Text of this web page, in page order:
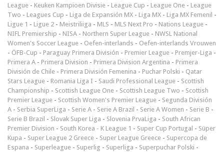
League - Keuken Kampioen Divisie - League Cup - League One - League
Two - Leagues Cup - Liga de Expansión MX - Liga MX - Liga MX Femenil -
Ligue 1 - Ligue 2 - Meistriliiga - MLS - MLS Next Pro - Nations League -
NIFL Premiership - NISA - Northern Super League - NWSL National
Women's Soccer League - Oefen-interlands - Oefen-interlands Vrouwen
- ÖFB-Cup - Paraguay Primera División - Premier League - Premjer-Liga -
Primera A - Primera Division - Primera Division Argentina - Primera
División de Chile - Primera División Femenina - Puchar Polski - Qatar
Stars League - Romania Liga I - Saudi Professional League - Scottish
Championship - Scottish League One - Scottish League Two - Scottish
Premier League - Scottish Women's Premier League - Segunda División
A - Serbia SuperLiga - Serie A - Serie A Brazil - Serie A Women - Serie B -
Serie B Brazil - Slovak Super Liga - Slovenia PrvaLiga - South African
Premier Division - South Korea - K League 1 - Super Cup Portugal - Süper
Kupa - Super League 2 Greece - Super League Greece - Supercopa de
Espana - Superleague - Superlig - Superliga - Superpuchar Polski -